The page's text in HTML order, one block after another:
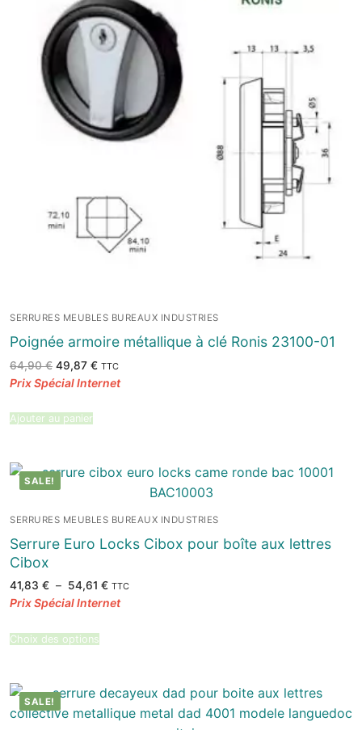
SERRURES MEUBLES BUREAUX INDUSTRIES
Poignée armoire métallique à clé Ronis 23100-01
64,90€ Le
prix
initial
49,87 €Le
actuel
TTC
Ajouter au panier
SALE!
SERRURES MEUBLES BUREAUX INDUSTRIES
Serrure Euro Locks Cibox pour boîte aux lettres
Cibox
41,83 € – 54,61 €Plage
prix :
TTC
Choix des options
SALE!